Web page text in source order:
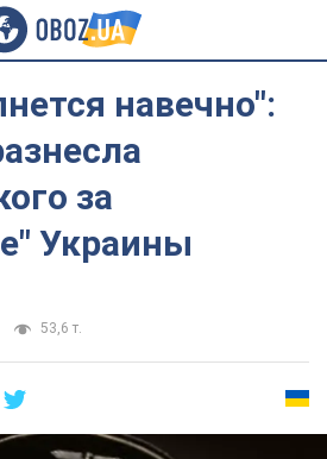
навечно":
за
Украины
53,6 т.